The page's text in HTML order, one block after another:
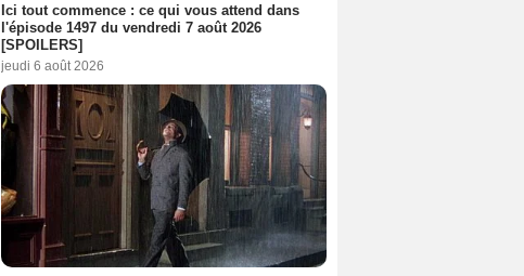
Ici tout commence : ce qui vous attend dans
l'épisode 1497 du vendredi 7 août 2026
[SPOILERS]
jeudi 6 août 2026